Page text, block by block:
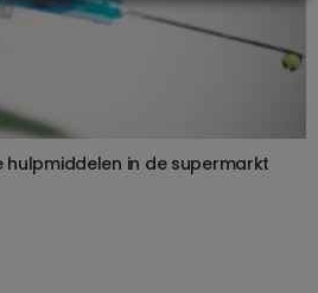
hulpmiddelen in de supermarkt